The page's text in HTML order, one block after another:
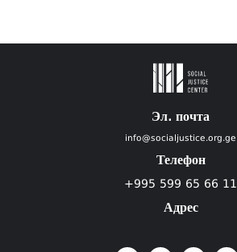
Эл. почта
info@socialjustice.org.ge
Телефон
+995 599 65 66 11
Адрес